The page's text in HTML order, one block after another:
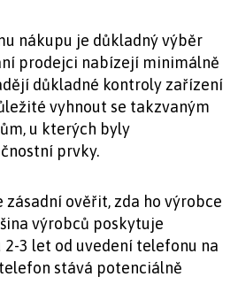
nákupu je důkladný výběr
prodejci nabízejí minimálně
důkladné kontroly zařízení
vyhnout se takzvaným
u kterých byly
prvky.
zásadní ověřit, zda ho výrobce
výrobců poskytuje
3 let od uvedení telefonu na
stává potenciálně